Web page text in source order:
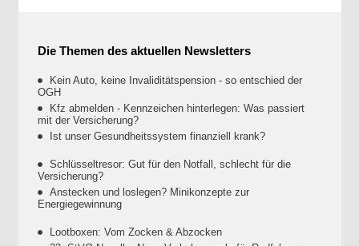
Die Themen des aktuellen Newsletters
Kein Auto, keine Invaliditätspension - so entschied der
OGH
Kfz abmelden - Kennzeichen hinterlegen: Was passiert
mit der Versicherung?
Ist unser Gesundheitssystem finanziell krank?
Schlüsseltresor: Gut für den Notfall, schlecht für die
Versicherung?
Anstecken und loslegen? Minikonzepte zur
Energiegewinnung
Lootboxen: Vom Zocken & Abzocken